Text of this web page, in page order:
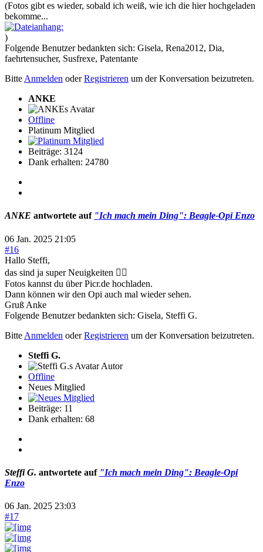
(Fotos gibt es wieder, sobald ich weiß, wie ich die hier hochgeladen
bekomme...
)
Folgende Benutzer bedankten sich: Gisela, Rena2012, Dia,
faehrtensucher, Susfrexe, Patentante
Bitte Anmelden oderRegistrieren um der Konversation beizutreten.
ANKE
Offline
Platinum Mitglied
Beiträge: 3124
Dank erhalten: 24780
ANKE antwortete auf "Ich mach mein Ding": Beagle-Opi Enzo
06 Jan. 2025 21:05
#16
Hallo Steffi,
das sind ja super Neuigkeiten 👍🏻
Fotos kannst du über Picr.de hochladen.
Dann können wir den Opi auch mal wieder sehen.
Gruß Anke
Folgende Benutzer bedankten sich: Gisela, Steffi G.
Bitte Anmelden oderRegistrieren um der Konversation beizutreten.
Steffi G.
Autor
Offline
Neues Mitglied
Beiträge: 11
Dank erhalten: 68
Steffi G. antwortete auf "Ich mach mein Ding": Beagle-Opi
Enzo
06 Jan. 2025 23:03
#17